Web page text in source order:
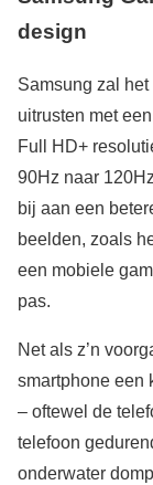
design
Samsung zal
uitrusten met
Full HD+
90Hz naar
bij aan een
beelden, zoals
een mobiele
pas.
Net als z’n
smartphone een
– oftewel de
telefoon
onderwater